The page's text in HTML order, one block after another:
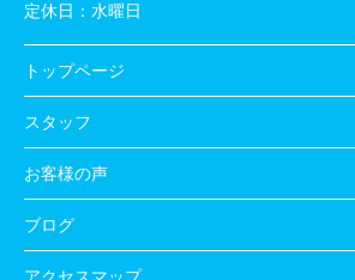
定休日： 水曜日
トップページ
スタッフ
お客様の声
ブログ